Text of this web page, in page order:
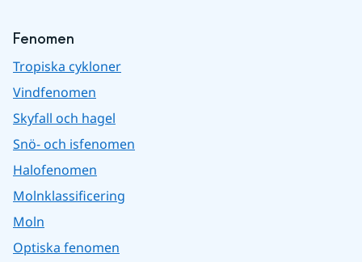
Fenomen
Tropiska cykloner
Vindfenomen
Skyfall och hagel
Snö- och isfenomen
Halofenomen
Molnklassificering
Moln
Optiska fenomen